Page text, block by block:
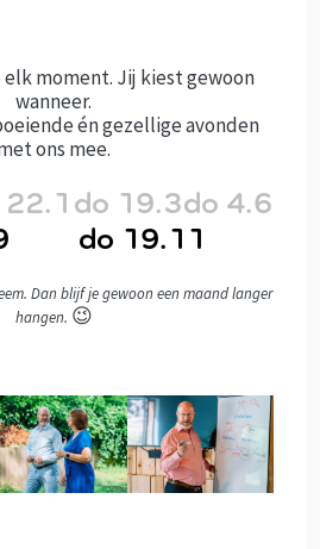
moment. Jij kiest gewoon
wanneer.
én gezellige avonden
ons mee.
do 19.3do 4.6
do 19.11
Dan blijf je gewoon een maand langer
hangen. 😉